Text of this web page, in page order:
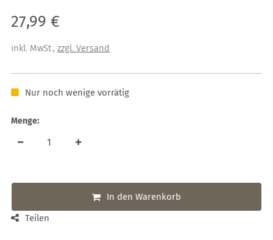
Verkaufspreis: 27,99 €
27,99 €
inkl. MwSt.,zzgl. Versand
Nur noch wenige vorrätig
Menge:
In den Warenkorb
Teilen